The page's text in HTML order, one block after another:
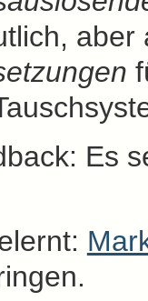
Es